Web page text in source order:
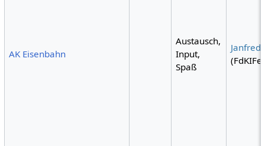
AK Eisenbahn
Austausch,
Input,
Spaß
Janfred